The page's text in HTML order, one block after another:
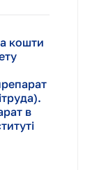
кошти
в